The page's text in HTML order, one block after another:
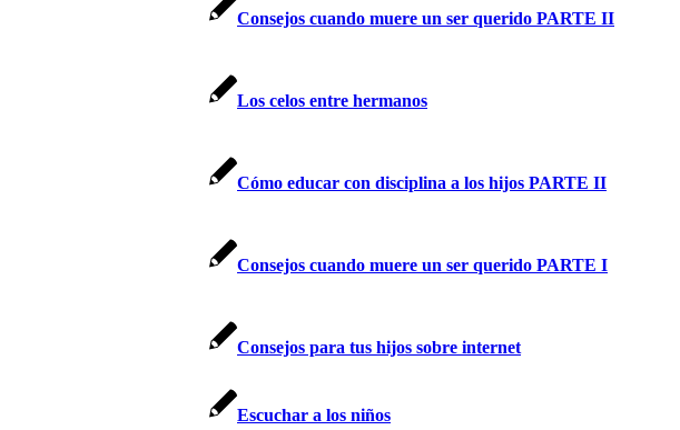
Consejos cuando muere un ser querido PARTE II
Los celos entre hermanos
Cómo educar con disciplina a los hijos PARTE II
Consejos cuando muere un ser querido PARTE I
Consejos para tus hijos sobre internet
Escuchar a los niños